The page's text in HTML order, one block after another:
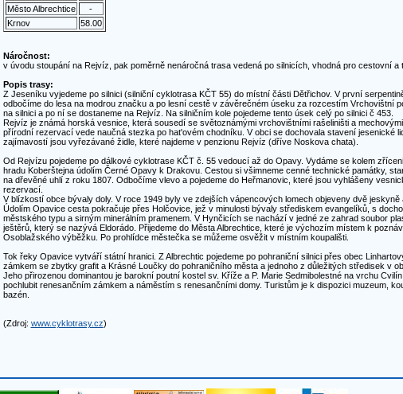
Město Albrechtice
-
Krnov
58.00
Náročnost:
v úvodu stoupání na Rejvíz, pak poměrně nenáročná trasa vedená po silnicích, vhodná pro cestovní a
Popis trasy:
Z Jeseníku vyjedeme po silnici (silniční cyklotrasa KČT 55) do místní části Dětřichov. V první
odbočíme do lesa na modrou značku a po lesní cestě v závěrečném úseku za rozcestím Vrchovištní
na silnici a po ní se dostaneme na Rejvíz. Na silničním kole pojedeme tento úsek celý po silnici č 453.
Rejvíz je známá horská vesnice, která sousedí se světoznámými vrchovištními rašeliništi a
přírodní rezervací vede naučná stezka po hat'ovém chodníku. V obci se dochovala stavení jesenické
zajímavostí jsou vyřezávané židle, které najdeme v penzionu Rejvíz (dříve Noskova chata).
Od Rejvízu pojedeme po dálkové cyklotrase KČT č. 55 vedoucí až do Opavy. Vydáme se kolem
hradu Koberštejna údolím Černé Opavy k Drakovu. Cestou si všimneme cenné technické památky,
na dřevěné uhlí z roku 1807. Odbočíme vlevo a pojedeme do Heřmanovic, které jsou vyhlášeny
rezervací.
V blízkostí obce bývaly doly. V roce 1949 byly ve zdejších vápencových lomech objeveny dvě jeskyně
Údolím Opavice cesta pokračuje přes Holčovice, jež v minulosti bývaly střediskem evangelíků, s
městského typu a sirným minerálním pramenem. V Hynčicích se nachází v jedné ze zahrad soubor
ještěrů, který se nazývá Eldorádo. Přijedeme do Města Albrechtice, které je výchozím místem k
Osoblažského výběžku. Po prohlídce městečka se můžeme osvěžit v místním koupališti.
Tok řeky Opavice vytváří státní hranici. Z Albrechtic pojedeme po pohraniční silnici přes obec
zámkem se zbytky grafit a Krásné Loučky do pohraničního města a jednoho z důležitých středisek v
Jeho přirozenou dominantou je barokní poutní kostel sv. Kříže a P. Marie Sedmibolestné na vrchu
pochlubit renesančním zámkem a náměstím s renesančními domy. Turistům je k dispozici muzeum,
bazén.
(Zdroj: www.cyklotrasy.cz)